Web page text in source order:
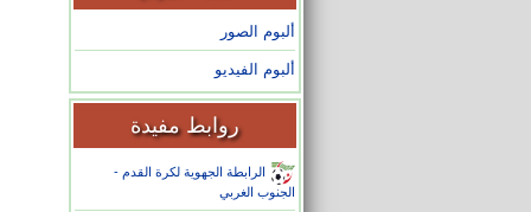
ألبوم الصور
ألبوم الفيديو
روابط مفيدة
الرابطة الجهوية لكرة القدم -
الجنوب الغربي